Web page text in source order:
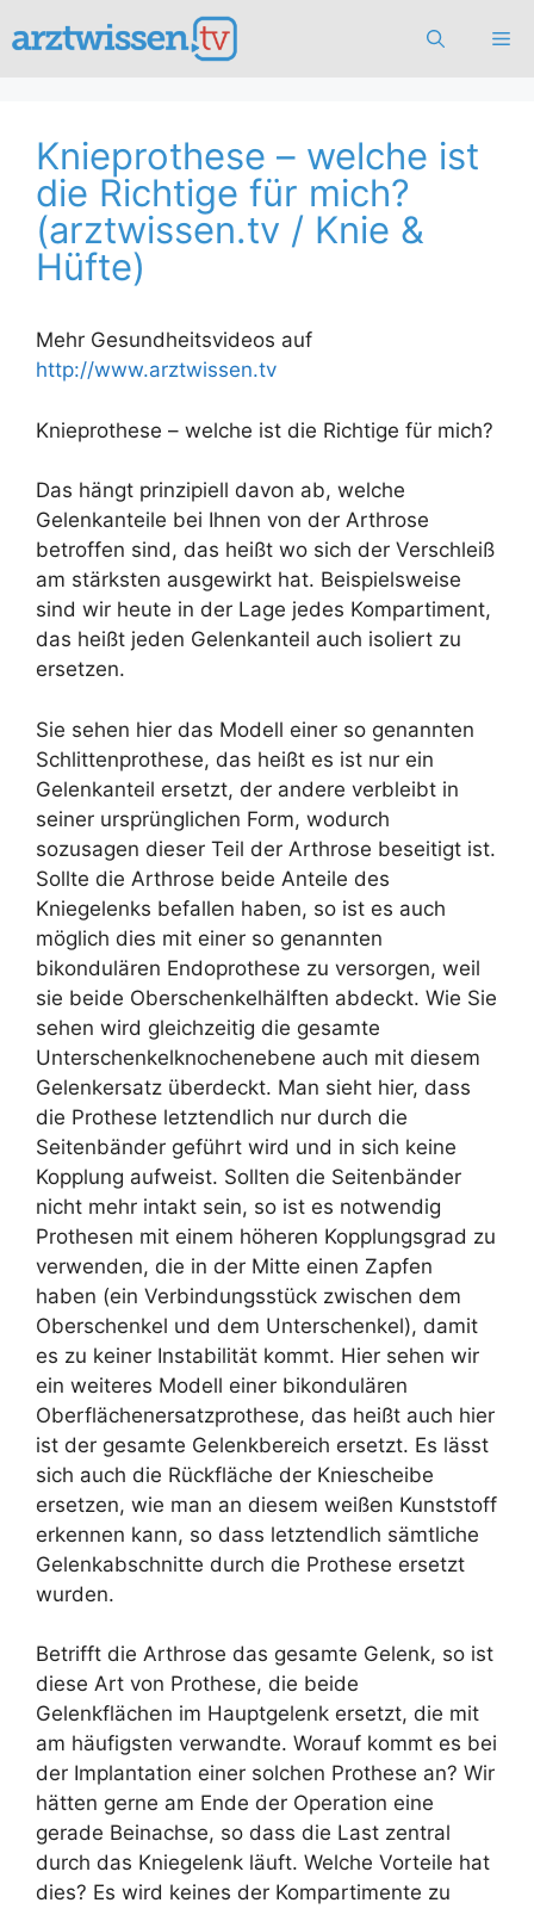
Inhalt
Knieprothese – welche ist
die Richtige für mich?
(arztwissen.tv / Knie &
Hüfte)
Mehr Gesundheitsvideos auf
http://www.arztwissen.tv
Knieprothese – welche ist die Richtige für mich?
Das hängt prinzipiell davon ab, welche
Gelenkanteile bei Ihnen von der Arthrose
betroffen sind, das heißt wo sich der Verschleiß
am stärksten ausgewirkt hat. Beispielsweise
sind wir heute in der Lage jedes Kompartiment,
das heißt jeden Gelenkanteil auch isoliert zu
ersetzen.
Sie sehen hier das Modell einer so genannten
Schlittenprothese, das heißt es ist nur ein
Gelenkanteil ersetzt, der andere verbleibt in
seiner ursprünglichen Form, wodurch
sozusagen dieser Teil der Arthrose beseitigt ist.
Sollte die Arthrose beide Anteile des
Kniegelenks befallen haben, so ist es auch
möglich dies mit einer so genannten
bikondulären Endoprothese zu versorgen, weil
sie beide Oberschenkelhälften abdeckt. Wie Sie
sehen wird gleichzeitig die gesamte
Unterschenkelknochenebene auch mit diesem
Gelenkersatz überdeckt. Man sieht hier, dass
die Prothese letztendlich nur durch die
Seitenbänder geführt wird und in sich keine
Kopplung aufweist. Sollten die Seitenbänder
nicht mehr intakt sein, so ist es notwendig
Prothesen mit einem höheren Kopplungsgrad zu
verwenden, die in der Mitte einen Zapfen
haben (ein Verbindungsstück zwischen dem
Oberschenkel und dem Unterschenkel), damit
es zu keiner Instabilität kommt. Hier sehen wir
ein weiteres Modell einer bikondulären
Oberflächenersatzprothese, das heißt auch hier
ist der gesamte Gelenkbereich ersetzt. Es lässt
sich auch die Rückfläche der Kniescheibe
ersetzen, wie man an diesem weißen Kunststoff
erkennen kann, so dass letztendlich sämtliche
Gelenkabschnitte durch die Prothese ersetzt
wurden.
Betrifft die Arthrose das gesamte Gelenk, so ist
diese Art von Prothese, die beide
Gelenkflächen im Hauptgelenk ersetzt, die mit
am häufigsten verwandte. Worauf kommt es bei
der Implantation einer solchen Prothese an? Wir
hätten gerne am Ende der Operation eine
gerade Beinachse, so dass die Last zentral
durch das Kniegelenk läuft. Welche Vorteile hat
dies? Es wird keines der Kompartimente zu